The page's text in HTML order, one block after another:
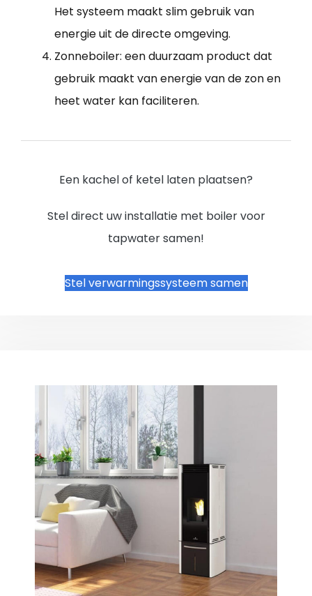
Het systeem maakt slim gebruik van
energie uit de directe omgeving.
Zonneboiler: een duurzaam product dat
gebruik maakt van energie van de zon en
heet water kan faciliteren.
Een kachel of ketel laten plaatsen?
Stel direct uw installatie met boiler voor
tapwater samen!
Stel verwarmingssysteem samen